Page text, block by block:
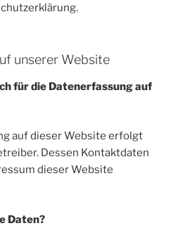
unserer Website
für die Datenerfassung auf
auf dieser Website erfolgt
Dessen Kontaktdaten
dieser Website
Daten?